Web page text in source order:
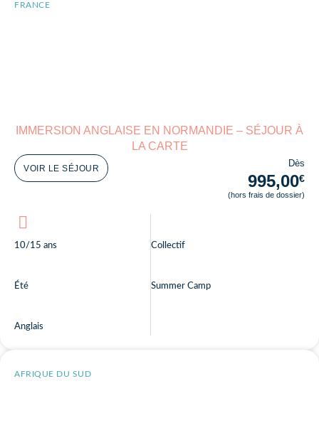
FRANCE
IMMERSION ANGLAISE EN NORMANDIE – SÉJOUR À
LA CARTE
VOIR LE SÉJOUR Dès
995,00€
(hors frais de dossier)
10/15 ans
Été
Anglais
Collectif
Summer Camp
AFRIQUE DU SUD